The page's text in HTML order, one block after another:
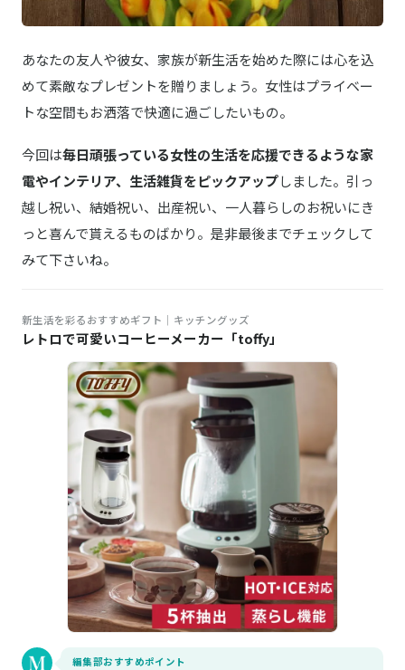
あなたの友人や彼女、家族が新生活を始めた際には心を込
めて素敵なプレゼントを贈りましょう。女性はプライベー
トな空間もお洒落で快適に過ごしたいもの。
今回は毎日頑張っている女性の生活を応援できるような家
電やインテリア、生活雑貨をピックアップしました。引っ
越し祝い、結婚祝い、出産祝い、一人暮らしのお祝いにき
っと喜んで貰えるものばかり。是非最後までチェックして
みて下さいね。
新生活を彩るおすすめギフト│キッチングッズ
レトロで可愛いコーヒーメーカー「toffy」
編集部おすすめポイント